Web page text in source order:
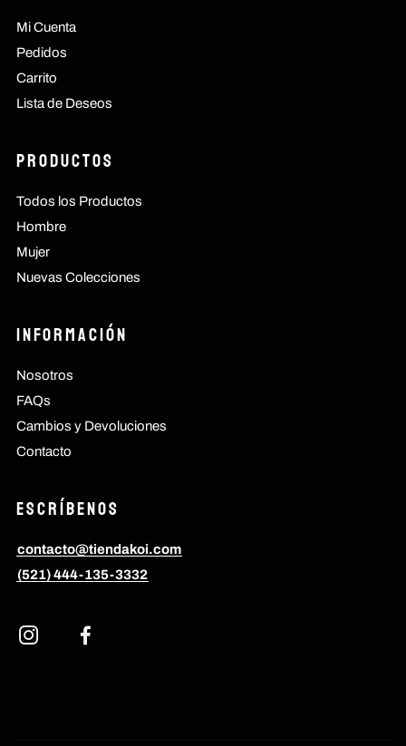
Mi Cuenta
Pedidos
Carrito
Lista de Deseos
Productos
Todos los Productos
Hombre
Mujer
Nuevas Colecciones
Información
Nosotros
FAQs
Cambios y Devoluciones
Contacto
Escríbenos
contacto@tiendakoi.com
(521) 444-135-3332